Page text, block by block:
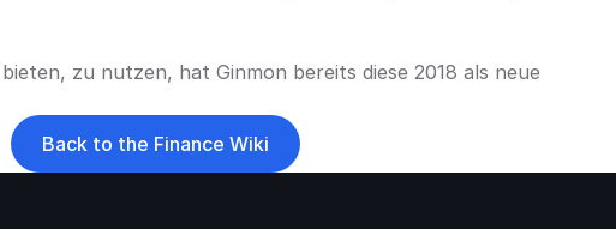
zu nutzen, hat Ginmon bereits diese 2018 als neue
Back to the Finance Wiki